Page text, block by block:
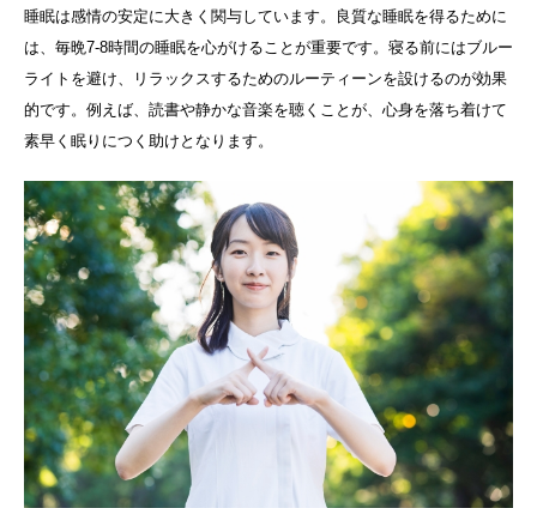
睡眠は感情の安定に大きく関与しています。良質な睡眠を得るために
は、毎晩7-8時間の睡眠を心がけることが重要です。寝る前にはブルー
ライトを避け、リラックスするためのルーティーンを設けるのが効果
的です。例えば、読書や静かな音楽を聴くことが、心身を落ち着けて
素早く眠りにつく助けとなります。